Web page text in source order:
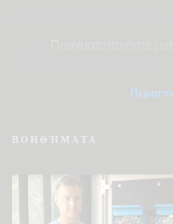
Συχνές ερωτήσεις
ΒΟΗΘΉΜΑΤΑ